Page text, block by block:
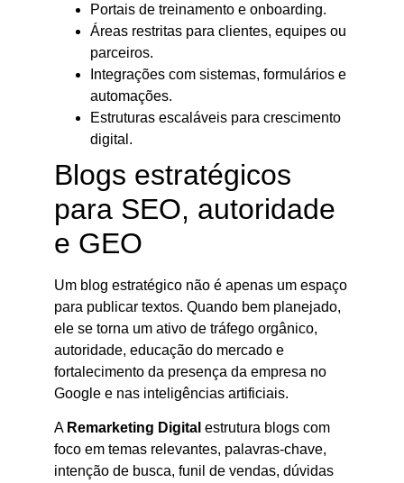
Portais de treinamento e onboarding.
Áreas restritas para clientes, equipes ou
parceiros.
Integrações com sistemas, formulários e
automações.
Estruturas escaláveis para crescimento
digital.
Blogs estratégicos
para SEO, autoridade
e GEO
Um blog estratégico não é apenas um espaço
para publicar textos. Quando bem planejado,
ele se torna um ativo de tráfego orgânico,
autoridade, educação do mercado e
fortalecimento da presença da empresa no
Google e nas inteligências artificiais.
A Remarketing Digital estrutura blogs com
foco em temas relevantes, palavras-chave,
intenção de busca, funil de vendas, dúvidas